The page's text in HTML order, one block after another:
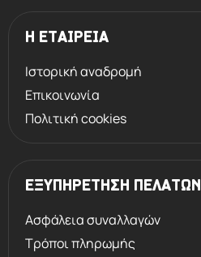
Η ΕΤΑΙΡΕΙΑ
Ιστορική αναδρομή
Επικοινωνία
Πολιτική cookies
ΕΞΥΠΗΡΕΤΗΣΗ ΠΕΛΑΤΩΝ
Ασφάλεια συναλλαγών
Τρόποι πληρωμής